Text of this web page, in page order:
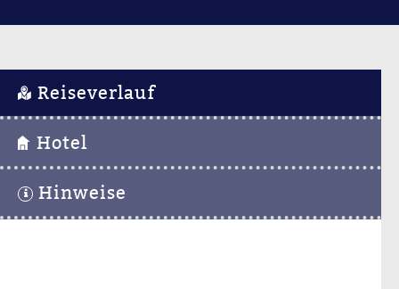
Reiseverlauf
Hotel
Hinweise